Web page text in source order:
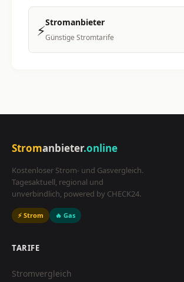
⚡Stromanbieter
Günstige Stromtarife
Stromanbieter.online
Kostenloser Strom- und Gasvergleich.
Tagesaktuell, regional und
unverbindlich, powered by CHECK24.
⚡ Strom 🔥 Gas
TARIFE
Stromvergleich